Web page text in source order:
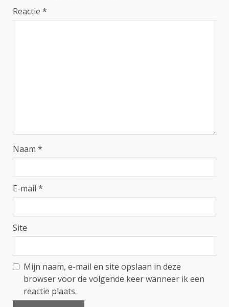
Reactie *
Naam *
E-mail *
Site
Mijn naam, e-mail en site opslaan in deze
browser voor de volgende keer wanneer ik een
reactie plaats.